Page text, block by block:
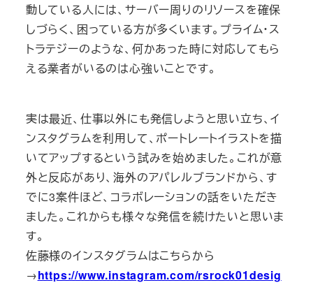
動している人には、サーバー周りのリソースを確保
しづらく、困っている方が多くいます。プライム・ス
トラテジーのような、何かあった時に対応してもら
える業者がいるのは心強いことです。
実は最近、仕事以外にも発信しようと思い立ち、イ
ンスタグラムを利用して、ポートレートイラストを描
いてアップするという試みを始めました。これが意
外と反応があり、海外のアパレルブランドから、す
でに3案件ほど、コラボレーションの話をいただき
ました。これからも様々な発信を続けたいと思いま
す。
佐藤様のインスタグラムはこちらから
→https://www.instagram.com/rsrock01desig